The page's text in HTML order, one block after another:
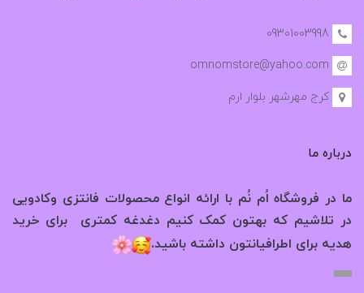
09301003998
omnomstore@yahoo.com
کرج مهرشهر بلوار ارم
درباره ما
ما در فروشگاه اُم نُم با ارائه انواع محصولات فانتزی وکادویی
در تلاشیم که بهتون کمک کنیم دغدغه کمتری برای خرید
هدیه برای اطرافیانتون داشته باشید.